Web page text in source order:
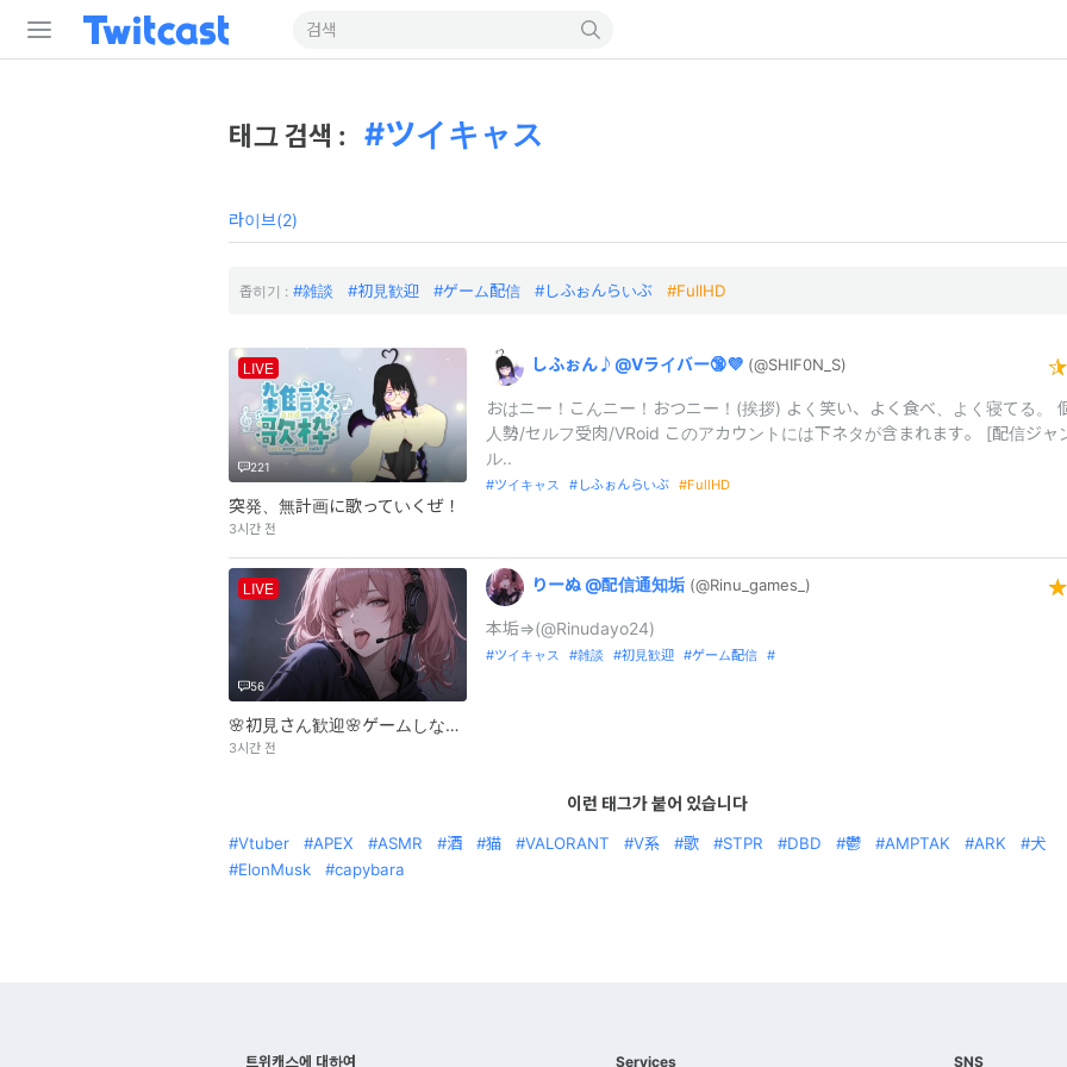
태그 검색 : ツイキャス
라이브(2)
좁히기 : 雑談 初見歓迎 ゲーム配信 しふぉんらいぶ FullHD
LIVE
221
突発、無計画に歌っていくぜ！
3시간 전
しふぉん♪@Vライバー🔞💜 (@SHIF0N_ S)
おはニー！こんニー！おつニー！(挨拶) よく笑い、よく食べ、よく寝てる。
人勢/セルフ受肉/VRoid このアカウントには下ネタが含まれます。 [配信ジャ
ル..
ツイキャス しふぉんらいぶ FullHD
LIVE
56
🌸初見さん歓迎🌸ゲームしながら雑談
3시간 전
りーぬ@配信通知垢 (@Rinu_ games_ )
本垢⇒(@Rinudayo24)
ツイキャス 雑談 初見歓迎 ゲーム配信
이런 태그가 붙어 있습니다
Vtuber APEX ASMR 酒 猫 VALORANT V系 歌 STPR DBD 鬱 AMPTAK ARK
犬
ElonMusk
capybara
트위캐스에 대하여 Services SNS